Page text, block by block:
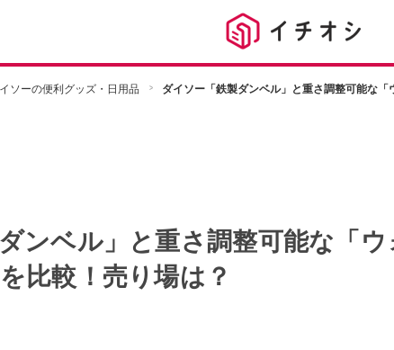
ソーの便利グッズ・日用品 ダイソー「鉄製ダンベル」と重さ調整可能な
ンベル」と重さ調整可能な「ウ
比較！売り場は？